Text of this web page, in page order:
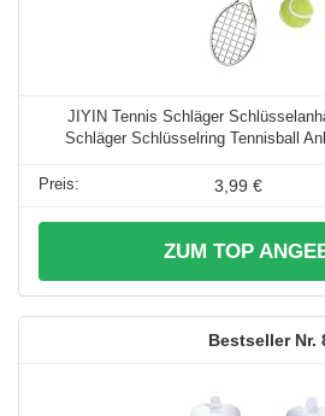
JIYIN Tennis Schläger
Schläger Schlüsselring Tennisball
3,99 €
ZUM TOP